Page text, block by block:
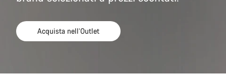
Acquista nell’Outlet